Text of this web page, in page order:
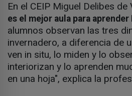
En el CEIP Miguel Delibes de
es el mejor aula para
alumnos observan las tres
invernadero, a diferencia de
ven in situ, lo miden y lo
interiorizan y lo aprenden
en una hoja", explica la